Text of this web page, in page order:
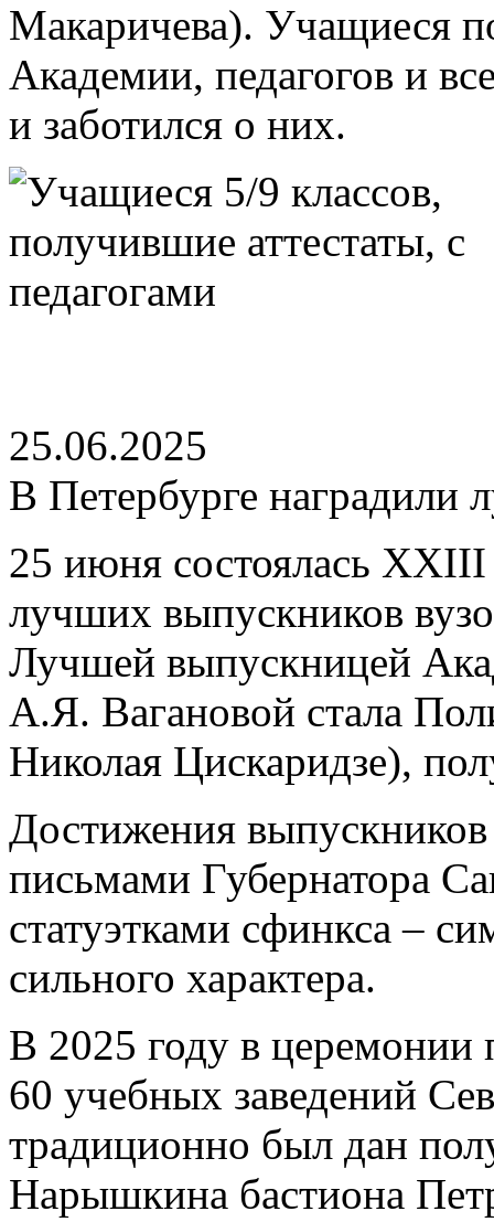
Макаричева). Учащиеся
Академии, педагогов и
и заботился о них.
25.06.2025
В Петербурге наградили
25 июня состоялась
лучших выпускников
Лучшей выпускницей
А.Я. Вагановой стала
Николая Цискаридзе),
Достижения
письмами Губернатора
статуэтками сфинкса –
сильного характера.
В 2025 году в церемонии
60 учебных заведений
традиционно был дан
Нарышкина бастиона